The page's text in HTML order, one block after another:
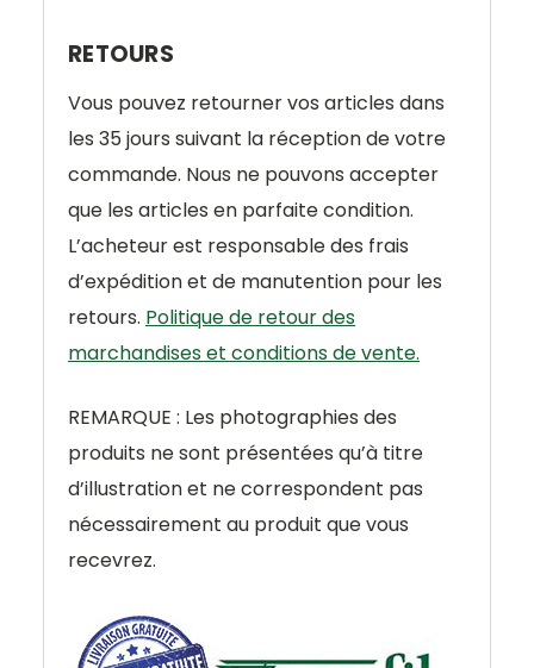
RETOURS
Vous pouvez retourner vos articles dans
les 35 jours suivant la réception de votre
commande. Nous ne pouvons accepter
que les articles en parfaite condition.
L’acheteur est responsable des frais
d’expédition et de manutention pour les
retours. Politique de retour des
marchandises et conditions de vente.
REMARQUE : Les photographies des
produits ne sont présentées qu’à titre
d’illustration et ne correspondent pas
nécessairement au produit que vous
recevrez.